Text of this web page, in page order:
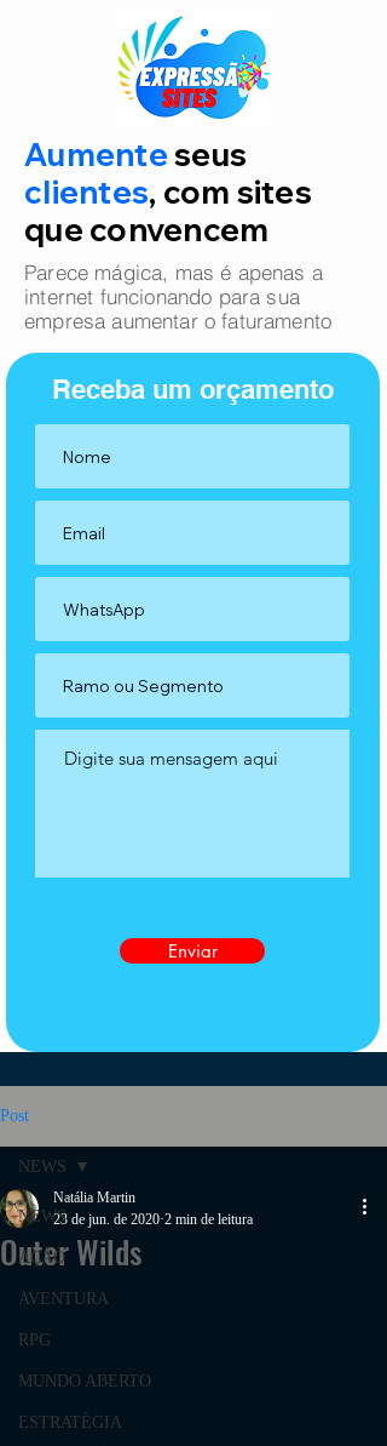
Aumenteseus
clientes, com sites
que convencem
Parece mágica, mas é apenas a
internet funcionando para sua
empresa aumentar o faturamento
Receba um orçamento
Enviar
Post
NEWS
AÇÃO
AVENTURA
RPG
MUNDO ABERTO
ESTRATÉGIA
NEWS
Outer Wilds
Natália Martin
23 de jun. de 2020 2 min de leitura